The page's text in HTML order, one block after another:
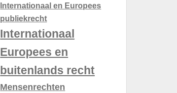
Internationaal en Europees
publiekrecht
Internationaal
Europees en
buitenlands recht
Mensenrechten